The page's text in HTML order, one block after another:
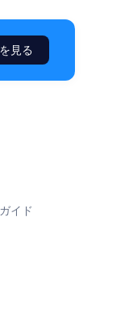
見る
イド